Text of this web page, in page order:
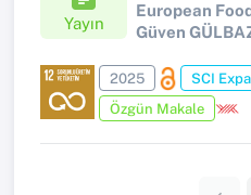
Yayın
Güven
2025
SCI
Özgün Makale